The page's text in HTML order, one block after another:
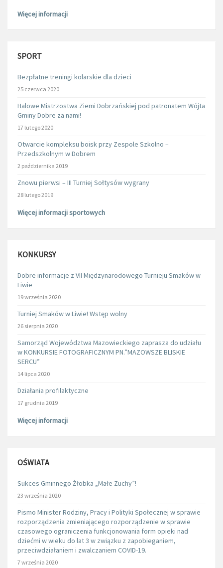
Więcej informacji
SPORT
Bezpłatne treningi kolarskie dla dzieci
25 czerwca 2020
Halowe Mistrzostwa Ziemi Dobrzańskiej pod patronatem Wójta
Gminy Dobre za nami!
17 lutego 2020
Otwarcie kompleksu boisk przy Zespole Szkolno –
Przedszkolnym w Dobrem
2 października 2019
Znowu pierwsi – III Turniej Sołtysów wygrany
28 lutego 2019
Więcej informacji sportowych
KONKURSY
Dobre informacje z VII Międzynarodowego Turnieju Smaków w
Liwie
19 września 2020
Turniej Smaków w Liwie! Wstęp wolny
26 sierpnia 2020
Samorząd Województwa Mazowieckiego zaprasza do udziału
w KONKURSIE FOTOGRAFICZNYM PN.”MAZOWSZE BLISKIE
SERCU”
14 lipca 2020
Działania profilaktyczne
17 grudnia 2019
Więcej informacji
OŚWIATA
Sukces Gminnego Żłobka „Małe Zuchy”!
23 września 2020
Pismo Minister Rodziny, Pracy i Polityki Społecznej w sprawie
rozporządzenia zmieniającego rozporządzenie w sprawie
czasowego ograniczenia funkcjonowania form opieki nad
dziećmi w wieku do lat 3 w związku z zapobieganiem,
przeciwdziałaniem i zwalczaniem COVID-19.
7 września 2020